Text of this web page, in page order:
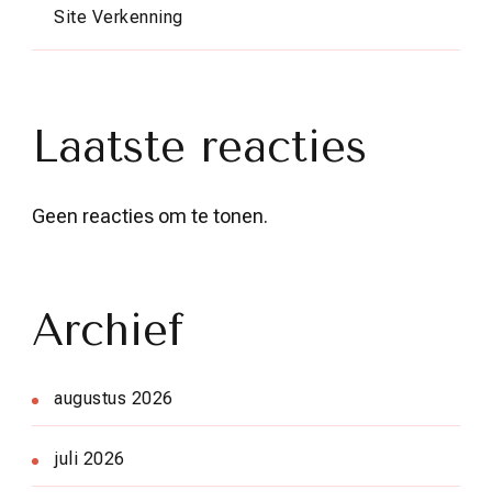
Site Verkenning
Laatste reacties
Geen reacties om te tonen.
Archief
augustus 2026
juli 2026